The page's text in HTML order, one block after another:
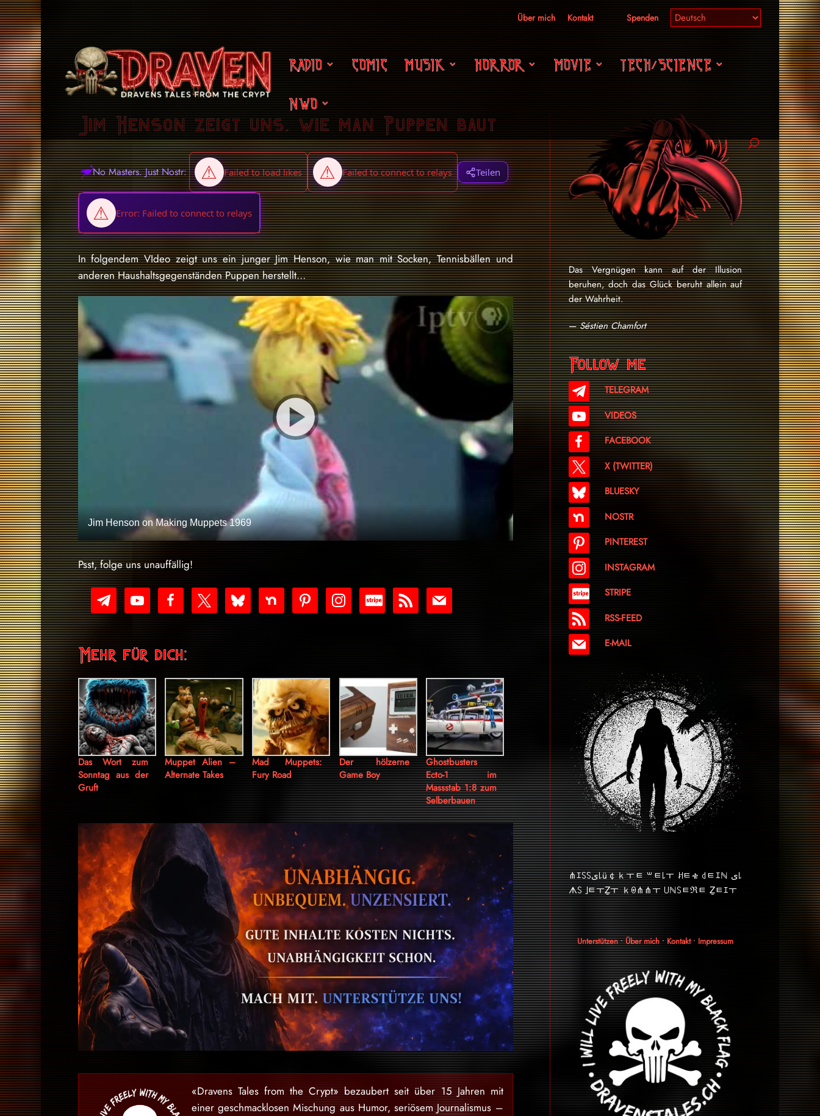
Über mich Kontakt Spenden
RADIO COMIC MUSIK HORROR MOVIE TECH/SCIENCE
NWO
Jim Henson zeigt uns, wie man Puppen baut
No Masters. Just Nostr: Teilen
In folgendem VIdeo zeigt uns ein junger Jim Henson, wie man mit Socken, Tennisbällen und
anderen Haushaltsgegenständen Puppen herstellt…
Jim Henson on Making Muppets 1969
Psst, folge uns unauffällig!
telegramyoutube-
play
facebook bluesky nextdoor pinterest instagramcc-
stripe
rss mail
Mehr für dich:
Das Wort zum
Sonntag aus der
Gruft
Muppet Alien –
Alternate Takes
Mad Muppets:
Fury Road
Der hölzerne
Game Boy
Ghostbusters
Ecto-1 im
Massstab 1:8 zum
Selberbauen
«Dravens Tales from the Crypt» bezaubert seit über 15 Jahren mit
einer geschmacklosen Mischung aus Humor, seriösem Journalismus –
Das Vergnügen kann auf der Illusion
beruhen, doch das Glück beruht allein auf
der Wahrheit.
—Séstien Chamfort
Follow me
TELEGRAM
VIDEOS
FACEBOOK
X (TWITTER)
BLUESKY
NOSTR
PINTEREST
INSTAGRAM
STRIPE
RSS-FEED
E-MAIL
⋔ｴ꒚꒚ﻯ꒒ü￠ｋￓﾼ ꒳ﾼ꒒ￓ ꎧﾼቄ ꒯ﾼｴℕ ﻯ꒒
ᗑ꒚ ｣ﾼￓẔￓ ｋꑙ⋔⋔ￓ ꒤ℕ꒚ﾼℜﾼ Ẕﾼｴￓ
Unterstützen•Über mich• Kontakt• Impressum